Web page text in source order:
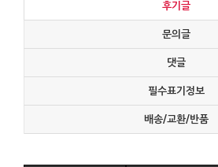
후기글
문의글
댓글
필수표기정보
배송/교환/반품